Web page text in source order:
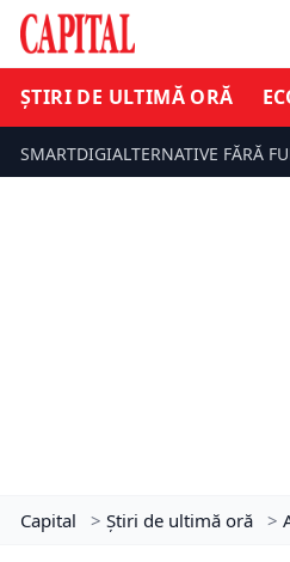
ȘTIRI DE ULTIMĂ ORĂ
SMARTDIGIALTERNATIVE FĂRĂ
Capital > Știri de ultimă oră >